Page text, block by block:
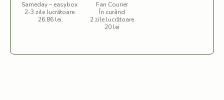
Sameday – easybox
2-3 zile lucrătoare
26.86 lei
Fan Courier
În curând
2 zile lucrătoare
20 lei